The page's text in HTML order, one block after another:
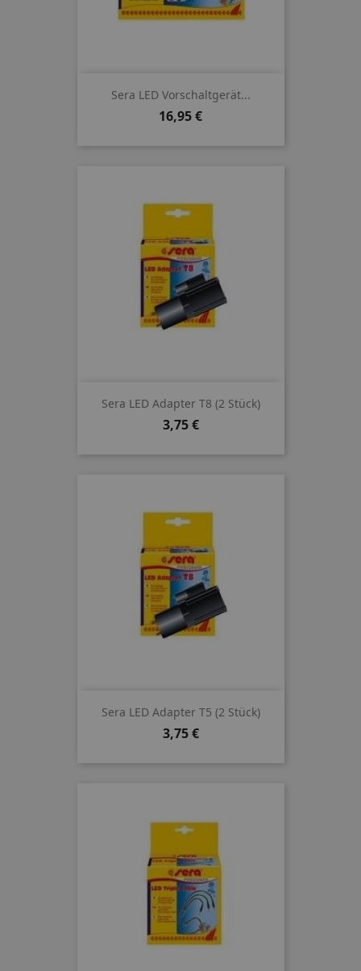
Sera LED Vorschaltgerät...
Preis
16,95 €
Sera LED Adapter T8 (2 Stück)
Preis
3,75 €
Sera LED Adapter T5 (2 Stück)
Preis
3,75 €